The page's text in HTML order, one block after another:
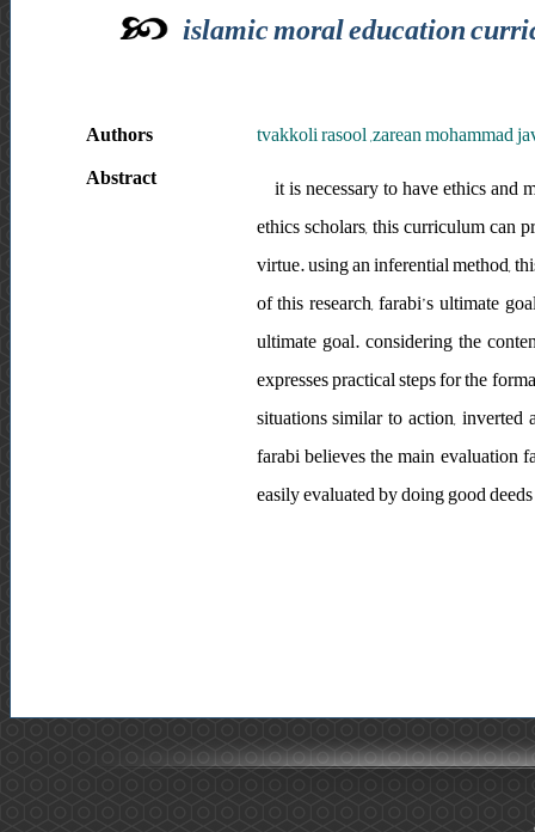
islamic moral education
Authors
tvakkoli rasool ,zarean mohammad
Abstract
it is necessary to have ethics
ethics scholars, this curriculum can
virtue. using an inferential method,
of this research, farabi’s ultimate
ultimate goal. considering the
expresses practical steps for the
situations similar to action, inverted
farabi believes the main evaluation
easily evaluated by doing good